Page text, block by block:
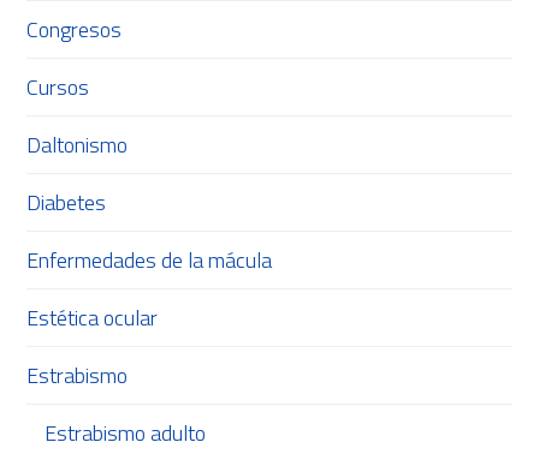
Congresos
Cursos
Daltonismo
Diabetes
Enfermedades de la mácula
Estética ocular
Estrabismo
Estrabismo adulto